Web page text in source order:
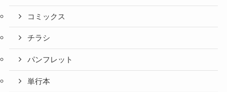
コミックス
チラシ
パンフレット
単行本